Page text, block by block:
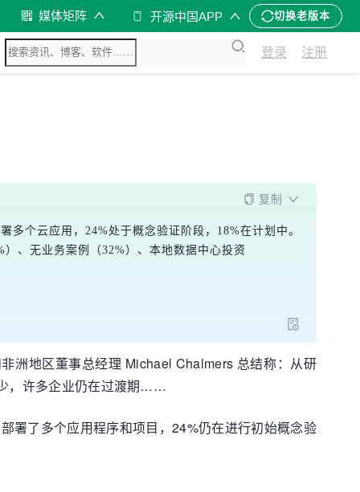
媒体矩阵 开源中国APP 切换老版本
登录 注册
复制
个云应用，24%处于概念验证阶段，18%在计划中。
、无业务案例（32%）、本地数据中心投资
洲地区董事总经理 Michael Chalmers 总结称：从研
，许多企业仍在过渡期……
署了多个应用程序和项目，24%仍在进行初始概念验